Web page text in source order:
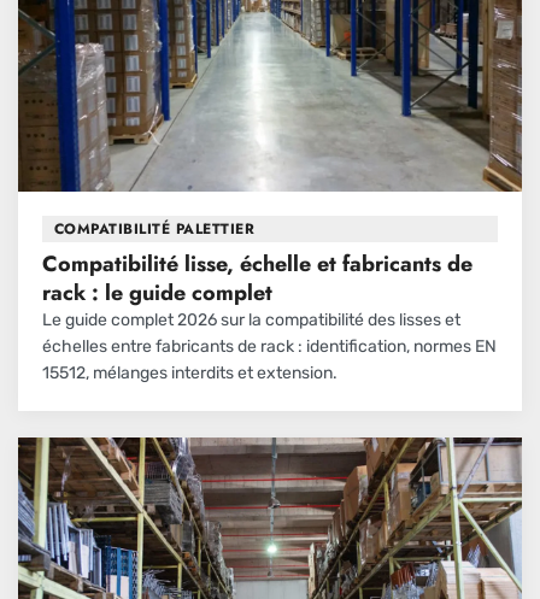
COMPATIBILITÉ PALETTIER
Compatibilité lisse, échelle et fabricants de
rack : le guide complet
Le guide complet 2026 sur la compatibilité des lisses et
échelles entre fabricants de rack : identification, normes EN
15512, mélanges interdits et extension.